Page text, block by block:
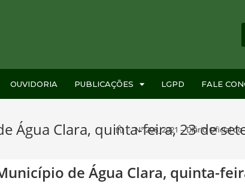
OUVIDORIA PUBLICAÇÕES LGPD FALE
Água Clara, quinta-feira, 23 de
> Nº 208_2021 – Diário Oficial
de Água Clara, quinta-